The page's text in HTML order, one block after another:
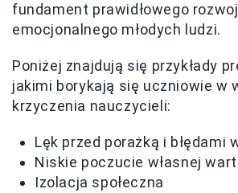
fundament prawidłowego
emocjonalnego młodych ludzi.
Poniżej znajdują się przykłady
jakimi borykają się uczniowie w
krzyczenia nauczycieli:
Lęk przed porażką i błędami
Niskie poczucie własnej
Izolacja społeczna